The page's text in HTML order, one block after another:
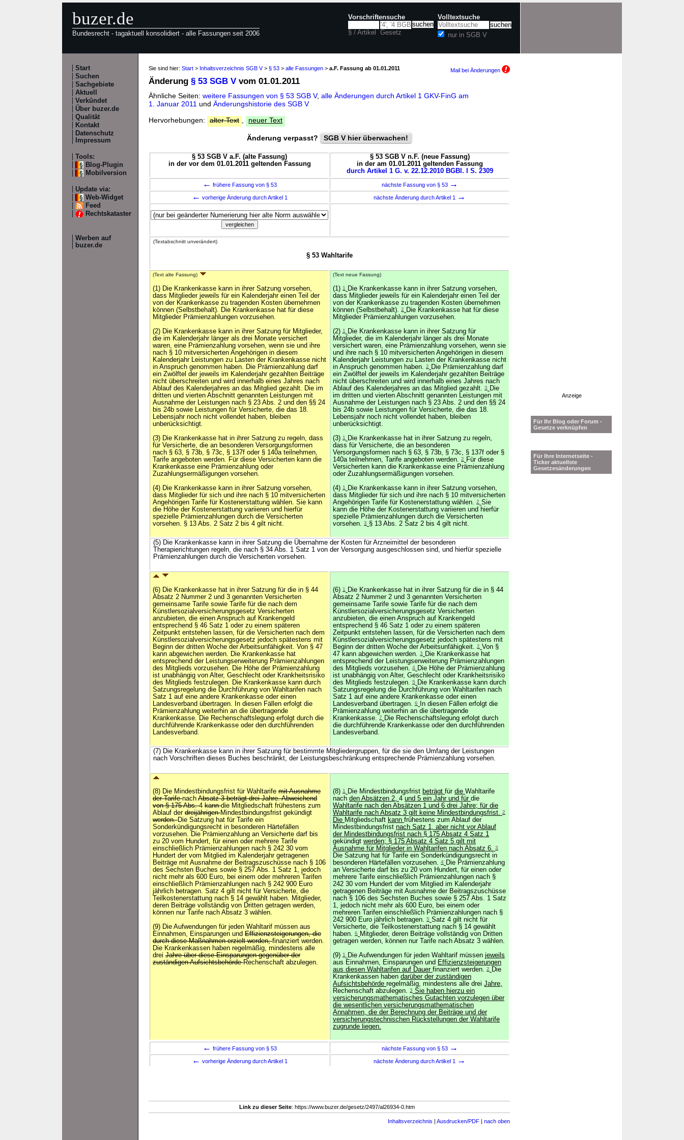
buzer.de
Bundesrecht - tagaktuell konsolidiert - alle Fassungen seit 2006
Vorschriftensuche
§ / Artikel Gesetz
Volltextsuche
nur in SGB V
Start
Suchen
Sachgebiete
Aktuell
Verkündet
Über buzer.de
Qualität
Kontakt
Datenschutz
Impressum
Tools:
Blog-Plugin
Mobilversion
Update via:
Web-Widget
Feed
Rechtskataster
Werben auf
buzer.de
Sie sind hier: Start > Inhaltsverzeichnis SGB V> § 53 > alle Fassungen > a.F. Fassung ab 01.01.2011 Mail bei Änderungen
Änderung § 53 SGB V vom 01.01.2011
Ähnliche Seiten: weitere Fassungen von § 53 SGB V, alle Änderungen durch Artikel 1 GKV-FinG am
1. Januar 2011 und Änderungshistorie des SGB V
Hervorhebungen:
alter Text neuer Text
Änderung verpasst? SGB V hier überwachen!
§ 53 SGB V a.F. (alte Fassung)
in der vor dem 01.01.2011 geltenden Fassung
§ 53 SGB V n.F. (neue Fassung)
in der am 01.01.2011 geltenden Fassung
durch Artikel 1 G. v. 22.12.2010 BGBl. I S. 2309
← frühere Fassung von § 53 nächste Fassung von § 53 →
← vorherige Änderung durch Artikel 1 nächste Änderung durch Artikel 1 →
(Textabschnitt unverändert)
§ 53 Wahltarife
(Text alte Fassung)
(1) Die Krankenkasse kann in ihrer Satzung vorsehen,
dass Mitglieder jeweils für ein Kalenderjahr einen Teil der
von der Krankenkasse zu tragenden Kosten übernehmen
können (Selbstbehalt). Die Krankenkasse hat für diese
Mitglieder Prämienzahlungen vorzusehen.
(2) Die Krankenkasse kann in ihrer Satzung für Mitglieder,
die im Kalenderjahr länger als drei Monate versichert
waren, eine Prämienzahlung vorsehen, wenn sie und ihre
nach § 10 mitversicherten Angehörigen in diesem
Kalenderjahr Leistungen zu Lasten der Krankenkasse nicht
in Anspruch genommen haben. Die Prämienzahlung darf
ein Zwölftel der jeweils im Kalenderjahr gezahlten Beiträge
nicht überschreiten und wird innerhalb eines Jahres nach
Ablauf des Kalenderjahres an das Mitglied gezahlt. Die im
dritten und vierten Abschnitt genannten Leistungen mit
Ausnahme der Leistungen nach § 23 Abs. 2 und den §§ 24
bis 24b sowie Leistungen für Versicherte, die das 18.
Lebensjahr noch nicht vollendet haben, bleiben
unberücksichtigt.
(3) Die Krankenkasse hat in ihrer Satzung zu regeln, dass
für Versicherte, die an besonderen Versorgungsformen
nach § 63, § 73b, § 73c, § 137f oder § 140a teilnehmen,
Tarife angeboten werden. Für diese Versicherten kann die
Krankenkasse eine Prämienzahlung oder
Zuzahlungsermäßigungen vorsehen.
(4) Die Krankenkasse kann in ihrer Satzung vorsehen,
dass Mitglieder für sich und ihre nach § 10 mitversicherten
Angehörigen Tarife für Kostenerstattung wählen. Sie kann
die Höhe der Kostenerstattung variieren und hierfür
spezielle Prämienzahlungen durch die Versicherten
vorsehen. § 13 Abs. 2 Satz 2 bis 4 gilt nicht.
(Text neue Fassung)
(1) 1
Die Krankenkasse kann in ihrer Satzung vorsehen,
dass Mitglieder jeweils für ein Kalenderjahr einen Teil der
von der Krankenkasse zu tragenden Kosten übernehmen
können (Selbstbehalt). 2
Die Krankenkasse hat für diese
Mitglieder Prämienzahlungen vorzusehen.
(2) 1
Die Krankenkasse kann in ihrer Satzung für
Mitglieder, die im Kalenderjahr länger als drei Monate
versichert waren, eine Prämienzahlung vorsehen, wenn sie
und ihre nach § 10 mitversicherten Angehörigen in diesem
Kalenderjahr Leistungen zu Lasten der Krankenkasse nicht
in Anspruch genommen haben. 2
Die Prämienzahlung darf
ein Zwölftel der jeweils im Kalenderjahr gezahlten Beiträge
nicht überschreiten und wird innerhalb eines Jahres nach
Ablauf des Kalenderjahres an das Mitglied gezahlt. 3
Die
im dritten und vierten Abschnitt genannten Leistungen mit
Ausnahme der Leistungen nach § 23 Abs. 2 und den §§ 24
bis 24b sowie Leistungen für Versicherte, die das 18.
Lebensjahr noch nicht vollendet haben, bleiben
unberücksichtigt.
(3) 1
Die Krankenkasse hat in ihrer Satzung zu regeln,
dass für Versicherte, die an besonderen
Versorgungsformen nach § 63, § 73b, § 73c, § 137f oder §
140a teilnehmen, Tarife angeboten werden. 2
Für diese
Versicherten kann die Krankenkasse eine Prämienzahlung
oder Zuzahlungsermäßigungen vorsehen.
(4) 1
Die Krankenkasse kann in ihrer Satzung vorsehen,
dass Mitglieder für sich und ihre nach § 10 mitversicherten
Angehörigen Tarife für Kostenerstattung wählen. 2 Sie
kann die Höhe der Kostenerstattung variieren und hierfür
spezielle Prämienzahlungen durch die Versicherten
vorsehen. 3 § 13 Abs. 2 Satz 2 bis 4 gilt nicht.
(5) Die Krankenkasse kann in ihrer Satzung die Übernahme der Kosten für Arzneimittel der besonderen
Therapierichtungen regeln, die nach § 34 Abs. 1 Satz 1 von der Versorgung ausgeschlossen sind, und hierfür spezielle
Prämienzahlungen durch die Versicherten vorsehen.
(6) Die Krankenkasse hat in ihrer Satzung für die in § 44
Absatz 2 Nummer 2 und 3 genannten Versicherten
gemeinsame Tarife sowie Tarife für die nach dem
Künstlersozialversicherungsgesetz Versicherten
anzubieten, die einen Anspruch auf Krankengeld
entsprechend § 46 Satz 1 oder zu einem späteren
Zeitpunkt entstehen lassen, für die Versicherten nach dem
Künstlersozialversicherungsgesetz jedoch spätestens mit
Beginn der dritten Woche der Arbeitsunfähigkeit. Von § 47
kann abgewichen werden. Die Krankenkasse hat
entsprechend der Leistungserweiterung Prämienzahlungen
des Mitglieds vorzusehen. Die Höhe der Prämienzahlung
ist unabhängig von Alter, Geschlecht oder Krankheitsrisiko
des Mitglieds festzulegen. Die Krankenkasse kann durch
Satzungsregelung die Durchführung von Wahltarifen nach
Satz 1 auf eine andere Krankenkasse oder einen
Landesverband übertragen. In diesen Fällen erfolgt die
Prämienzahlung weiterhin an die übertragende
Krankenkasse. Die Rechenschaftslegung erfolgt durch die
durchführende Krankenkasse oder den durchführenden
Landesverband.
(6) 1
Die Krankenkasse hat in ihrer Satzung für die in § 44
Absatz 2 Nummer 2 und 3 genannten Versicherten
gemeinsame Tarife sowie Tarife für die nach dem
Künstlersozialversicherungsgesetz Versicherten
anzubieten, die einen Anspruch auf Krankengeld
entsprechend § 46 Satz 1 oder zu einem späteren
Zeitpunkt entstehen lassen, für die Versicherten nach dem
Künstlersozialversicherungsgesetz jedoch spätestens mit
Beginn der dritten Woche der Arbeitsunfähigkeit. 2 Von §
47 kann abgewichen werden. 3
Die Krankenkasse hat
entsprechend der Leistungserweiterung Prämienzahlungen
des Mitglieds vorzusehen. 4 Die Höhe der Prämienzahlung
ist unabhängig von Alter, Geschlecht oder Krankheitsrisiko
des Mitglieds festzulegen. 5 Die Krankenkasse kann durch
Satzungsregelung die Durchführung von Wahltarifen nach
Satz 1 auf eine andere Krankenkasse oder einen
Landesverband übertragen. 6
In diesen Fällen erfolgt die
Prämienzahlung weiterhin an die übertragende
Krankenkasse. 7
Die Rechenschaftslegung erfolgt durch
die durchführende Krankenkasse oder den durchführenden
Landesverband.
(7) Die Krankenkasse kann in ihrer Satzung für bestimmte Mitgliedergruppen, für die sie den Umfang der Leistungen
nach Vorschriften dieses Buches beschränkt, der Leistungsbeschränkung entsprechende Prämienzahlung vorsehen.
(8) Die Mindestbindungsfrist für Wahltarife mit Ausnahme
der Tarifenach Absatz 3 beträgt drei Jahre. Abweichend
von § 175 Abs.4 kanndie Mitgliedschaft frühestens zum
Ablauf der dreijährigenMindestbindungsfrist gekündigt
werden.Die Satzung hat für Tarife ein
Sonderkündigungsrecht in besonderen Härtefällen
vorzusehen. Die Prämienzahlung an Versicherte darf bis
zu 20 vom Hundert, für einen oder mehrere Tarife
einschließlich Prämienzahlungen nach § 242 30 vom
Hundert der vom Mitglied im Kalenderjahr getragenen
Beiträge mit Ausnahme der Beitragszuschüsse nach § 106
des Sechsten Buches sowie § 257 Abs. 1 Satz 1, jedoch
nicht mehr als 600 Euro, bei einem oder mehreren Tarifen
einschließlich Prämienzahlungen nach § 242 900 Euro
jährlich betragen. Satz 4 gilt nicht für Versicherte, die
Teilkostenerstattung nach § 14 gewählt haben. Mitglieder,
deren Beiträge vollständig von Dritten getragen werden,
können nur Tarife nach Absatz 3 wählen.
(9) Die Aufwendungen für jeden Wahltarif müssen aus
Einnahmen, Einsparungen und Effizienzsteigerungen, die
durch diese Maßnahmen erzielt werden,finanziert werden.
Die Krankenkassen haben regelmäßig, mindestens alle
drei Jahre über diese Einsparungen gegenüber der
zuständigen AufsichtsbehördeRechenschaft abzulegen.
(8) 1 Die Mindestbindungsfrist beträgt für die Wahltarife
nach den Absätzen 2, 4 und 5 ein Jahr und für die
Wahltarife nach den Absätzen 1 und 6 drei Jahre; für die
Wahltarife nach Absatz 3 gilt keine Mindestbindungsfrist. 2
Die Mitgliedschaft kann frühestens zum Ablauf der
Mindestbindungsfrist nach Satz 1, aber nicht vor Ablauf
der Mindestbindungsfrist nach § 175 Absatz 4 Satz 1
gekündigt werden; § 175 Absatz 4 Satz 5 gilt mit
Ausnahme für Mitglieder in Wahltarifen nach Absatz 6. 3
Die Satzung hat für Tarife ein Sonderkündigungsrecht in
besonderen Härtefällen vorzusehen. 4 Die Prämienzahlung
an Versicherte darf bis zu 20 vom Hundert, für einen oder
mehrere Tarife einschließlich Prämienzahlungen nach §
242 30 vom Hundert der vom Mitglied im Kalenderjahr
getragenen Beiträge mit Ausnahme der Beitragszuschüsse
nach § 106 des Sechsten Buches sowie § 257 Abs. 1 Satz
1, jedoch nicht mehr als 600 Euro, bei einem oder
mehreren Tarifen einschließlich Prämienzahlungen nach §
242 900 Euro jährlich betragen. 5 Satz 4 gilt nicht für
Versicherte, die Teilkostenerstattung nach § 14 gewählt
haben. 6
Mitglieder, deren Beiträge vollständig von Dritten
getragen werden, können nur Tarife nach Absatz 3 wählen.
(9) 1 Die Aufwendungen für jeden Wahltarif müssen jeweils
aus Einnahmen, Einsparungen und Effizienzsteigerungen
aus diesen Wahltarifen auf Dauer finanziert werden. 2
Die
Krankenkassen haben darüber der zuständigen
Aufsichtsbehörde regelmäßig, mindestens alle drei Jahre,
Rechenschaft abzulegen. 3 Sie haben hierzu ein
versicherungsmathematisches Gutachten vorzulegen über
die wesentlichen versicherungsmathematischen
Annahmen, die der Berechnung der Beiträge und der
versicherungstechnischen Rückstellungen der Wahltarife
zugrunde liegen.
← frühere Fassung von § 53 nächste Fassung von § 53 →
← vorherige Änderung durch Artikel 1 nächste Änderung durch Artikel 1 →
Link zu dieser Seite: https://www.buzer.de/gesetz/2497/al26934-0.htm
Inhaltsverzeichnis | Ausdrucken/PDF | nach oben
Anzeige
Für Ihr Blog oder Forum -
Gesetze verknüpfen
Für Ihre Internetseite -
Ticker aktuellste
Gesetzesänderungen